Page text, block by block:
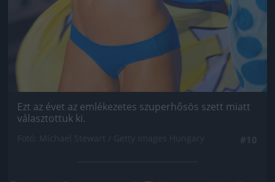
Ezt az évet az emlékezetes szuperhősös szett miatt
választottuk ki.